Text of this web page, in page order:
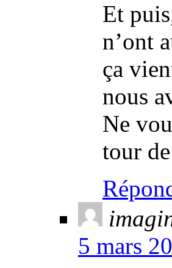
Et
n’ont
ça
nous
Ne
tour
5 mars